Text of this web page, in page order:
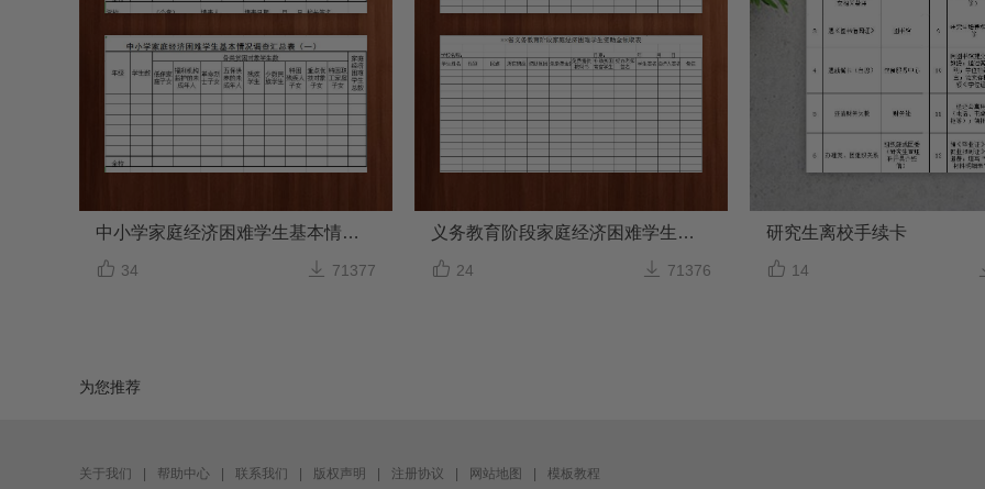
中小学家庭经济困难学生基本情况调查汇总表
 34  71377
义务教育阶段家庭经济困难学生资助金领取表
 24  71376
研究生离校手续卡
 14
为您推荐
关于我们 | 帮助中心 | 联系我们 | 版权声明 | 注册协议 | 网站地图 | 模板教程